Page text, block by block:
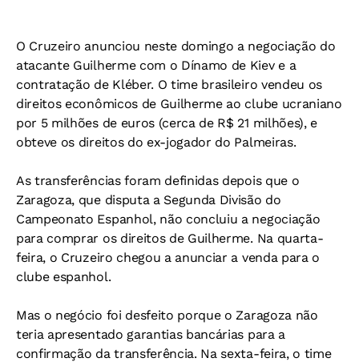
O Cruzeiro anunciou neste domingo a negociação do
atacante Guilherme com o Dínamo de Kiev e a
contratação de Kléber. O time brasileiro vendeu os
direitos econômicos de Guilherme ao clube ucraniano
por 5 milhões de euros (cerca de R$ 21 milhões), e
obteve os direitos do ex-jogador do Palmeiras.
As transferências foram definidas depois que o
Zaragoza, que disputa a Segunda Divisão do
Campeonato Espanhol, não concluiu a negociação
para comprar os direitos de Guilherme. Na quarta-
feira, o Cruzeiro chegou a anunciar a venda para o
clube espanhol.
Mas o negócio foi desfeito porque o Zaragoza não
teria apresentado garantias bancárias para a
confirmação da transferência. Na sexta-feira, o time